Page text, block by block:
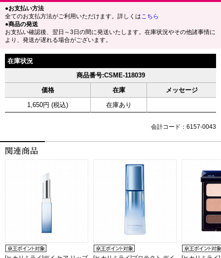
●お支払い方法
全てのお支払方法がご利用いただけます。詳しくはこちら
●商品の発送
お支払い確認後、翌日～3日の間に発送いたします。在庫状況やその他諸事情に
より、発送が遅れる場合がございます。
在庫状況
商品番号:CSME-118039
価格
在庫
メッセージ
1,650円 (税込)
在庫あり
会計コード：6157-0043